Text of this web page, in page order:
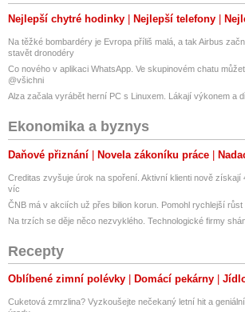
Nejlepší chytré hodinky Nejlepší telefony
Na těžké bombardéry je Evropa příliš malá, a tak Airbus
stavět dronodéry
Co nového v aplikaci WhatsApp. Ve skupinovém chatu
@všichni
Alza začala vyrábět herní PC s Linuxem. Lákají výkonem a
Ekonomika a byznys
Daňové přiznání Novela zákoníku práce
Creditas zvyšuje úrok na spoření. Aktivní klienti nově získají
víc
ČNB má v akciích už přes bilion korun. Pomohl rychlejší růst
Na trzích se děje něco nezvyklého. Technologické firmy
Recepty
Oblíbené zimní polévky Domácí pekárny
Cuketová zmrzlina? Vyzkoušejte nečekaný letní hit a